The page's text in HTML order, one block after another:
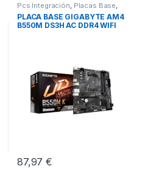
Pcs Integración, Placas Base,
Socket AM4
PLACA BASE GIGABYTE AM4
B550M DS3H AC DDR4 WIFI
87,97€